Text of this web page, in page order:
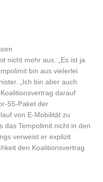
nicht mehr aus. „Es ist ja
bin aus vielerlei
„Ich bin aber auch
darauf
55-Paket der
von E-Mobilität zu
das Tempolimit nicht in den
verweist er explizit
den Koalitionsvertrag